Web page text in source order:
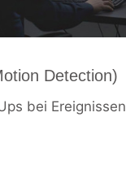
Detection)
bei Ereignissen